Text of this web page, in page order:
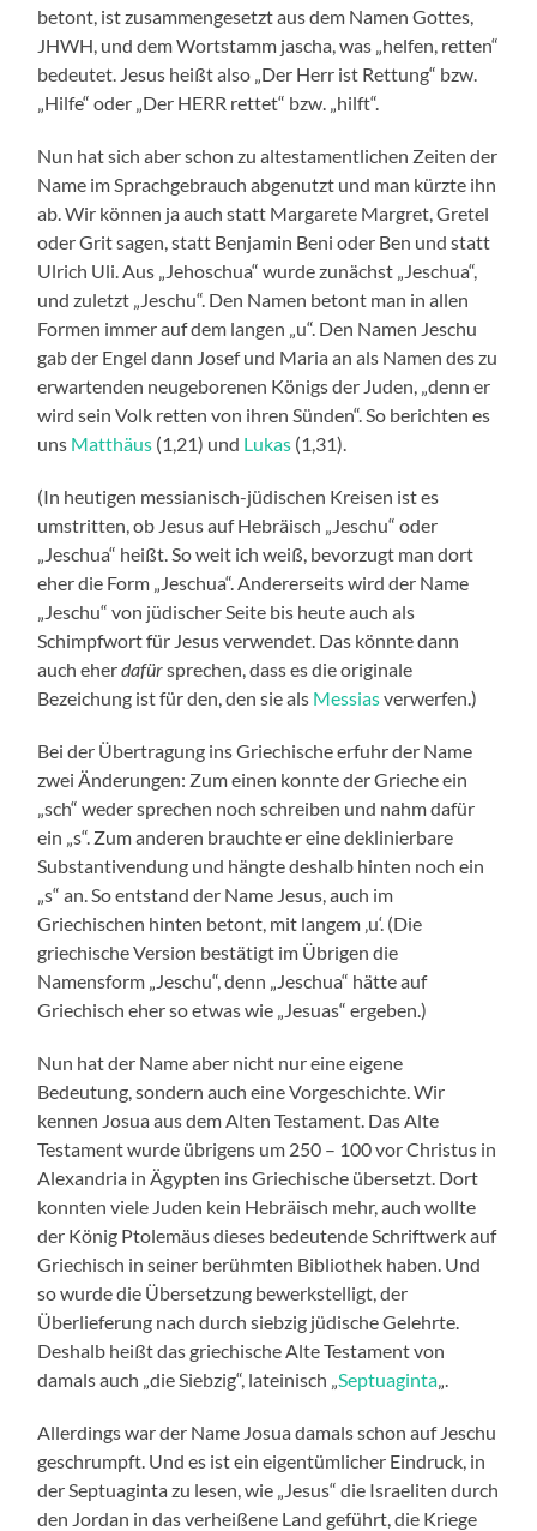
betont, ist zusammengesetzt aus dem Namen Gottes,
JHWH, und dem Wortstamm jascha, was „helfen, retten“
bedeutet. Jesus heißt also „Der Herr ist Rettung“ bzw.
„Hilfe“ oder „Der HERR rettet“ bzw. „hilft“.
Nun hat sich aber schon zu altestamentlichen Zeiten der
Name im Sprachgebrauch abgenutzt und man kürzte ihn
ab. Wir können ja auch statt Margarete Margret, Gretel
oder Grit sagen, statt Benjamin Beni oder Ben und statt
Ulrich Uli. Aus „Jehoschua“ wurde zunächst „Jeschua“,
und zuletzt „Jeschu“. Den Namen betont man in allen
Formen immer auf dem langen „u“. Den Namen Jeschu
gab der Engel dann Josef und Maria an als Namen des zu
erwartenden neugeborenen Königs der Juden, „denn er
wird sein Volk retten von ihren Sünden“. So berichten es
uns Matthäus (1,21) und Lukas (1,31).
(In heutigen messianisch-jüdischen Kreisen ist es
umstritten, ob Jesus auf Hebräisch „Jeschu“ oder
„Jeschua“ heißt. So weit ich weiß, bevorzugt man dort
eher die Form „Jeschua“. Andererseits wird der Name
„Jeschu“ von jüdischer Seite bis heute auch als
Schimpfwort für Jesus verwendet. Das könnte dann
auch eherdafürsprechen, dass es die originale
Bezeichung ist für den, den sie als Messiasverwerfen.)
Bei der Übertragung ins Griechische erfuhr der Name
zwei Änderungen: Zum einen konnte der Grieche ein
„sch“ weder sprechen noch schreiben und nahm dafür
ein „s“. Zum anderen brauchte er eine deklinierbare
Substantivendung und hängte deshalb hinten noch ein
„s“ an. So entstand der Name Jesus, auch im
Griechischen hinten betont, mit langem ‚u‘. (Die
griechische Version bestätigt im Übrigen die
Namensform „Jeschu“, denn „Jeschua“ hätte auf
Griechisch eher so etwas wie „Jesuas“ ergeben.)
Nun hat der Name aber nicht nur eine eigene
Bedeutung, sondern auch eine Vorgeschichte. Wir
kennen Josua aus dem Alten Testament. Das Alte
Testament wurde übrigens um 250 – 100 vor Christus in
Alexandria in Ägypten ins Griechische übersetzt. Dort
konnten viele Juden kein Hebräisch mehr, auch wollte
der König Ptolemäus dieses bedeutende Schriftwerk auf
Griechisch in seiner berühmten Bibliothek haben. Und
so wurde die Übersetzung bewerkstelligt, der
Überlieferung nach durch siebzig jüdische Gelehrte.
Deshalb heißt das griechische Alte Testament von
damals auch „die Siebzig“, lateinisch „ Septuaginta
Allerdings war der Name Josua damals schon auf Jeschu
geschrumpft. Und es ist ein eigentümlicher Eindruck, in
der Septuaginta zu lesen, wie „Jesus“ die Israeliten durch
den Jordan in das verheißene Land geführt, die Kriege